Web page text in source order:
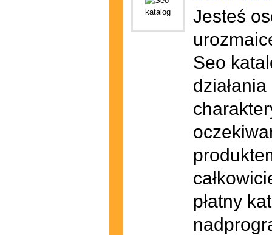
Jesteś
Seo
płatny